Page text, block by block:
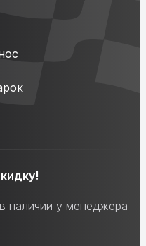
наличии у менеджера